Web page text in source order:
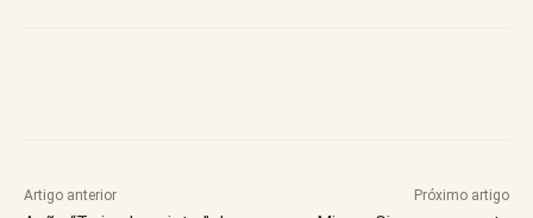
Artigo anterior Próximo artigo